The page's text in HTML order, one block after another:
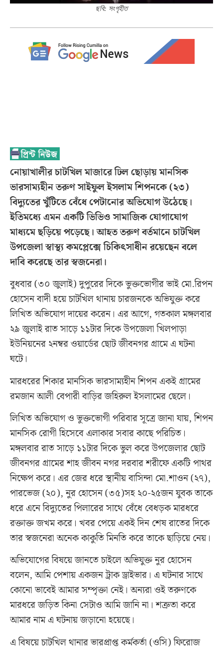
ছবি: সংগৃহীত
নোয়াখালীর চাটখিল মাজারে ঢিল ছোড়ায় মানসিক
ভারসাম্যহীন তরুণ সাইফুল ইসলাম শিপনকে (২৩)
বিদ্যুতের খুঁটিতে বেঁধে পেটানোর অভিযোগ উঠেছে।
ইতিমধ্যে এমন একটি ভিভিও সামাজিক যোগাযোগ
মাধ্যমে ছড়িয়ে পড়েছে। আহত তরুণ বর্তমানে চাটখিল
উপজেলা স্বাস্থ্য কমপ্লেক্সে চিকিৎসাধীন রয়েছেন বলে
দাবি করেছে তার স্বজনেরা।
বুধবার (৩০ জুলাই) দুপুরের দিকে ভুক্তভোগীর ভাই মো.রিপন
হোসেন বাদী হয়ে চাটখিল থানায় চারজনকে অভিযুক্ত করে
লিখিত অভিযোগ দায়ের করেন। এর আগে, গতকাল মঙ্গলবার
২৯ জুলাই রাত সাড়ে ১১টার দিকে উপজেলা খিলপাড়া
ইউনিয়নের ২নম্বর ওয়ার্ডের ছোট জীবনগর গ্রামে এ ঘটনা
ঘটে।
মারধরের শিকার মানসিক ভারসাম্যহীন শিপন একই গ্রামের
রমজান আলী বেপারী বাড়ির জহিরুল ইসলামের ছেলে।
লিখিত অভিযোগ ও ভুক্তভোগী পরিবার সূত্রে জানা যায়, শিপন
মানসিক রোগী হিসেবে এলাকার সবার কাছে পরিচিত।
মঙ্গলবার রাত সাড়ে ১১টার দিকে ভুল করে উপজেলার ছোট
জীবনগর গ্রামের শাহ জীবন নগর দরবার শরীফে একটি পাথর
নিক্ষেপ করে। এর জের ধরে স্থানীয় বাসিন্দা মো.শাওন (২৭),
পারভেজ (২০), নুর হোসেন (৩৫)সহ ২০-২৫জন যুবক তাকে
ধরে এনে বিদ্যুতের পিলারের সাথে বেঁধে বেধড়ক মারধরে
রক্তাক্ত জখম করে। খবর পেয়ে একই দিন শেষ রাতের দিকে
তার স্বজনেরা অনেক কাকুতি মিনতি করে তাকে ছাড়িয়ে নেয়।
অভিযোগের বিষয়ে জানতে চাইলে অভিযুক্ত নুর হোসেন
বলেন, আমি পেশায় একজন ট্রাক ড্রাইভার। এ ঘটনার সাথে
কোনো ভাবেই আমার সম্পৃক্তা নেই। অন্যরা ওই তরুণকে
মারধরে জড়িত কিনা সেটাও আমি জানি না। শত্রুতা করে
আমার নাম এ ঘটনায় জড়ানো হয়েছে।
এ বিষয়ে চাটখিল থানার ভারপ্রাপ্ত কর্মকর্তা (ওসি) ফিরোজ